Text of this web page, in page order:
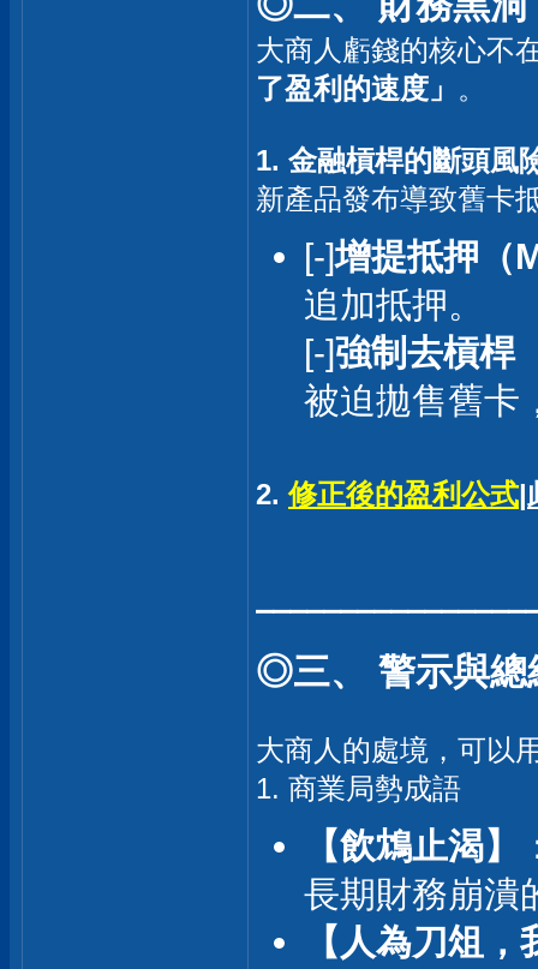
大商人虧錢的核心不
了盈利的速度」 。
1. 金融槓桿的斷頭風
新產品發布導致舊卡
[-]增提抵押（
追加抵押。
[-]強制去槓桿
被迫拋售舊卡
2.修正後的盈利公式|
◎三、 警示與總
大商人的處境，可以
1. 商業局勢成語
【飲鴆止渴】
長期財務崩潰
【人為刀俎